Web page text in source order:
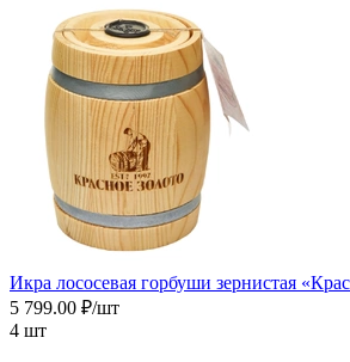
Икра лососевая горбуши зернистая
5 799.00 ₽/шт
4 шт